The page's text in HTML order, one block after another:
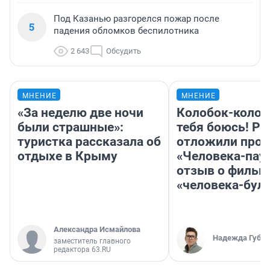
5
Под Казанью разгорелся пожар после
падения обломков беспилотника
2 643 Обсудить
МНЕНИЕ
«За неделю две ночи
были страшные»:
туристка рассказала об
отдыхе в Крыму
Александра Исмайлова
заместитель главного
редактора 63.RU
МНЕНИЕ
Колобок-
тебя боюсь!
отложили
«Человека-
отзыв о
«человека-
Надежда